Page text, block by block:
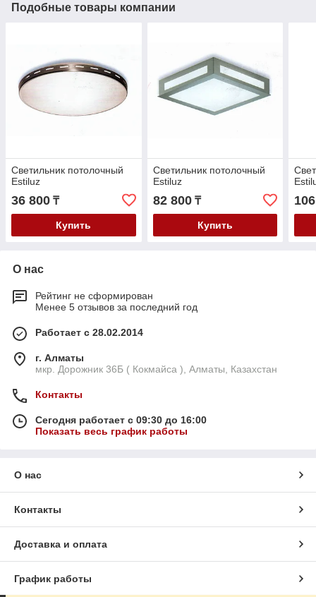
Подобные товары компании
Cветильник потолочный
Estiluz
36 800 ₸
Купить
Cветильник потолочный
Estiluz
82 800₸
Купить
О нас
Рейтинг не сформирован
Менее 5 отзывов за последний год
Работает с 28.02.2014
г. Алматы
мкр. Дорожник 36Б ( Кокмайса ), Алматы, Казахстан
Контакты
Сегодня работает с 09:30 до 16:00
Показать весь график работы
О нас
Контакты
Доставка и оплата
График работы